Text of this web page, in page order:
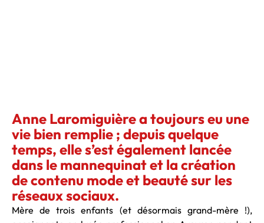
Anne Laromiguière a toujours eu une
vie bien remplie ; depuis quelque
temps, elle s’est également lancée
dans le mannequinat et la création
de contenu mode et beauté sur les
réseaux sociaux.
Mère de trois enfants (et désormais grand-mère !),